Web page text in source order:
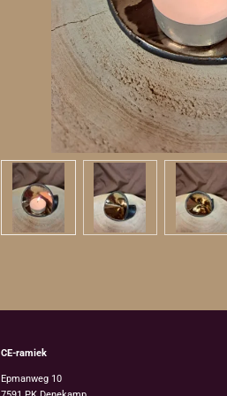
CE-ramiek
Epmanweg 10